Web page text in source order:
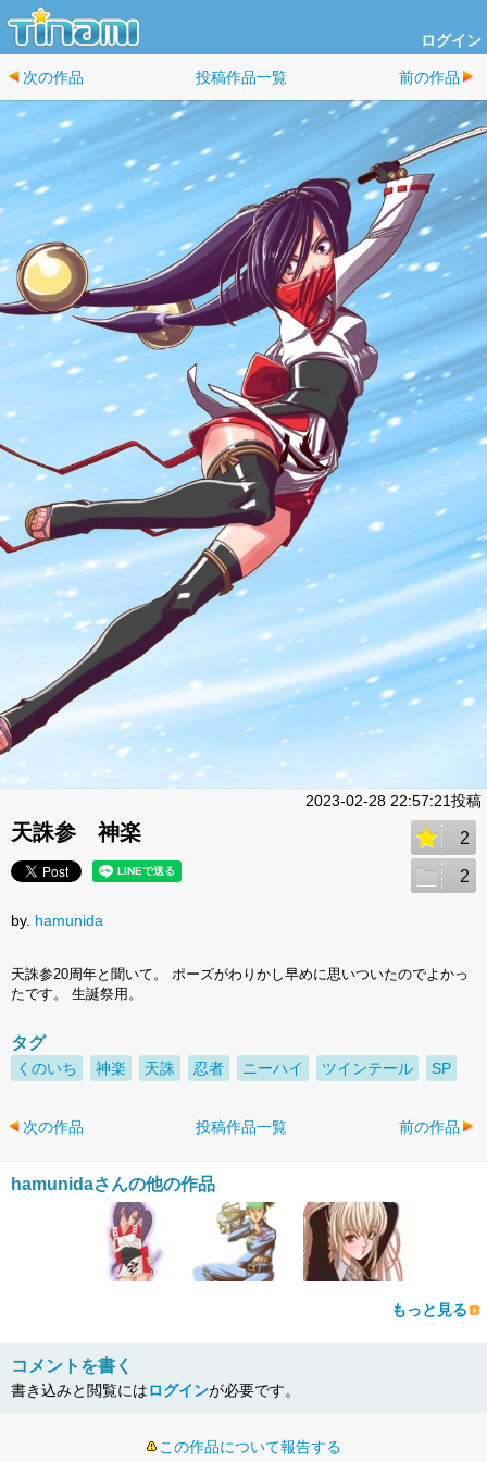
ログイン
次の作品 投稿作品一覧 前の作品
2023-02-28 22:57:21投稿
天誅参 神楽 2
2
by. hamunida
天誅参20周年と聞いて。 ポーズがわりかし早めに思いついたのでよかっ
たです。 生誕祭用。
タグ
くのいち 神楽 天誅 忍者 ニーハイ ツインテール SP
次の作品 投稿作品一覧 前の作品
hamunidaさんの他の作品
もっと見る
コメントを書く
書き込みと閲覧にはログインが必要です。
この作品について報告する